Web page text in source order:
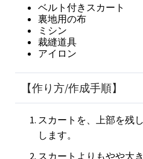
ベルト付きスカート
裏地用の布
ミシン
裁縫道具
アイロン
【作り方/作成手順】
スカートを、上部を残
します。
スカートよりもやや大